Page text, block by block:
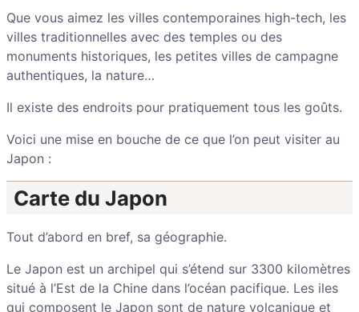
Que vous aimez les villes contemporaines high-tech, les
villes traditionnelles avec des temples ou des
monuments historiques, les petites villes de campagne
authentiques, la nature…
Il existe des endroits pour pratiquement tous les goûts.
Voici une mise en bouche de ce que l’on peut visiter au
Japon :
Carte du Japon
Tout d’abord en bref, sa géographie.
Le Japon est un archipel qui s’étend sur 3300 kilomètres
situé à l’Est de la Chine dans l’océan pacifique. Les iles
qui composent le Japon sont de nature volcanique et